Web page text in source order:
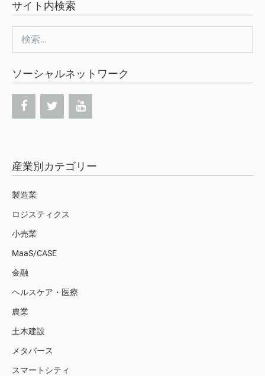
サイト内検索
索:
ソーシャルネットワーク
産業別カテゴリー
製造業
ロジスティクス
小売業
MaaS/CASE
金融
ヘルスケア・医療
農業
土木建設
メタバース
スマートシティ